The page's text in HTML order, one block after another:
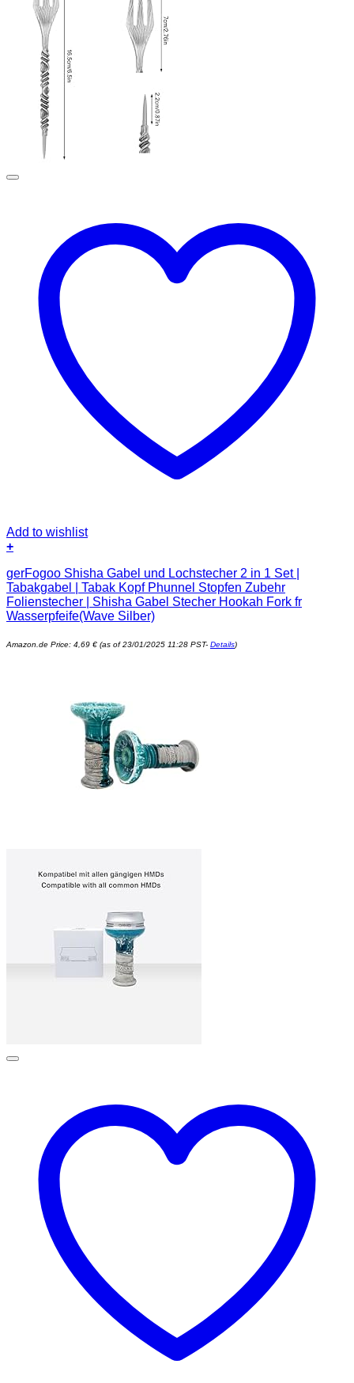
Add to wishlist
+
gerFogoo Shisha Gabel und Lochstecher 2 in 1 Set |
Tabakgabel | Tabak Kopf Phunnel Stopfen Zubehr
Folienstecher | Shisha Gabel Stecher Hookah Fork fr
Wasserpfeife(Wave Silber)
Amazon.de Price: 4,69 € (as of 23/01/2025 11:28 PST- Details)